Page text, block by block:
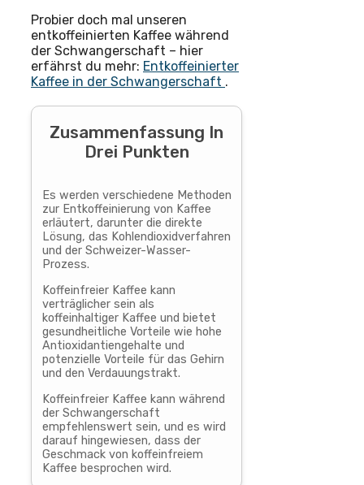
Probier doch mal unseren
entkoffeinierten Kaffee während
der Schwangerschaft – hier
erfährst du mehr: Entkoffeinierter
Kaffee in der Schwangerschaft .
Zusammenfassung In
Drei Punkten
Es werden verschiedene Methoden
zur Entkoffeinierung von Kaffee
erläutert, darunter die direkte
Lösung, das Kohlendioxidverfahren
und der Schweizer-Wasser-
Prozess.
Koffeinfreier Kaffee kann
verträglicher sein als
koffeinhaltiger Kaffee und bietet
gesundheitliche Vorteile wie hohe
Antioxidantiengehalte und
potenzielle Vorteile für das Gehirn
und den Verdauungstrakt.
Koffeinfreier Kaffee kann während
der Schwangerschaft
empfehlenswert sein, und es wird
darauf hingewiesen, dass der
Geschmack von koffeinfreiem
Kaffee besprochen wird.